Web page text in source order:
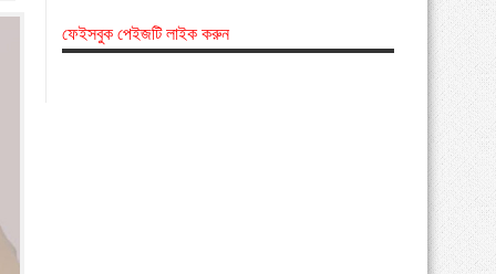
ফেইসবুক পেইজটি লাইক করুন